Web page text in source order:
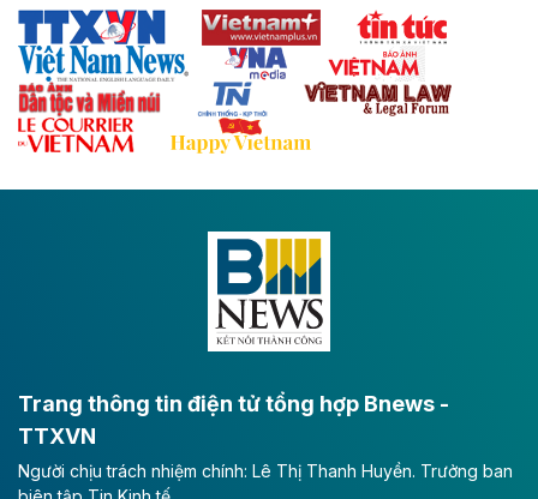
Thái Nguyên và các tỉnh trung du, miền núi phía Bắc
với hệ thống cửa khẩu quốc tế tại Lạng Sơn.
Theo baodautu.vn
Đề xuất đầu tư 11.500 tỷ đồng xây dựng cao
tốc CT.11 qua Ninh Bình
Đông A dài khoảng 25,1 km được kỳ vọng sẽ tạo động
lực phát triển kinh tế - xã hội khu vực phía Nam đồng
Long Thành
Tổng công ty Cảng hàng không Việt Nam - CTCP
(ACV) vừa lập kỷ lục mới về lợi nhuận trong quý
Trang thông tin điện tử tổng hợp Bnews -
TTXVN
Người chịu trách nhiệm chính: Lê Thị Thanh Huyền. Trưởng ban